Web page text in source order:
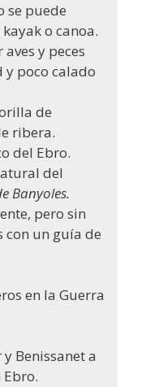
se puede
o canoa.
y peces
poco calado
de
ribera.
del Ebro.
del
Banyoles.
pero sin
con un guía de
en la Guerra
Benissanet a